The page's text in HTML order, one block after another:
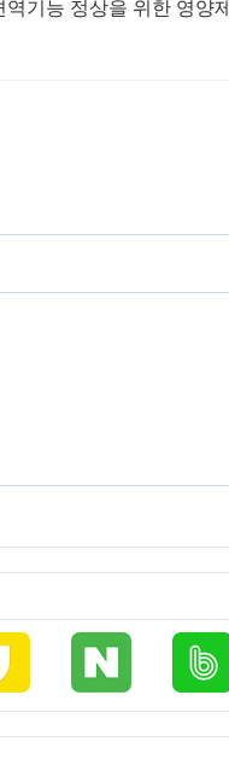
기능 정상을 위한 영양제